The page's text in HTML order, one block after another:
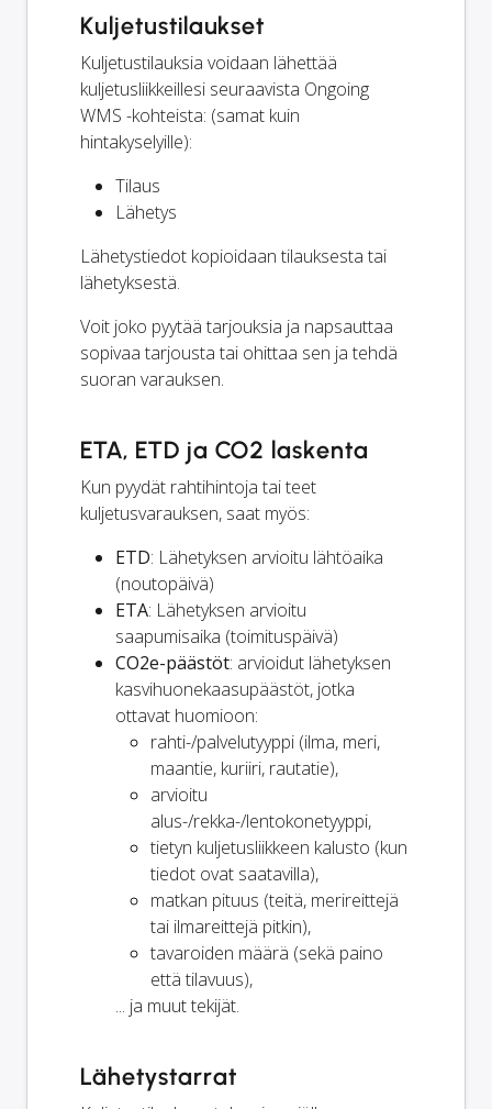
Kuljetustilaukset
Kuljetustilauksia voidaan lähettää
kuljetusliikkeillesi seuraavista Ongoing
WMS -kohteista: (samat kuin
hintakyselyille):
Tilaus
Lähetys
Lähetystiedot kopioidaan tilauksesta tai
lähetyksestä.
Voit joko pyytää tarjouksia ja napsauttaa
sopivaa tarjousta tai ohittaa sen ja tehdä
suoran varauksen.
ETA, ETD ja CO2 laskenta
Kun pyydät rahtihintoja tai teet
kuljetusvarauksen, saat myös:
ETD: Lähetyksen arvioitu lähtöaika
(noutopäivä)
ETA: Lähetyksen arvioitu
saapumisaika (toimituspäivä)
CO2e-päästöt: arvioidut lähetyksen
kasvihuonekaasupäästöt, jotka
ottavat huomioon:
rahti-/palvelutyyppi (ilma, meri,
maantie, kuriiri, rautatie),
arvioitu
alus-/rekka-/lentokonetyyppi,
tietyn kuljetusliikkeen kalusto (kun
tiedot ovat saatavilla),
matkan pituus (teitä, merireittejä
tai ilmareittejä pitkin),
tavaroiden määrä (sekä paino
että tilavuus),
... ja muut tekijät.
Lähetystarrat